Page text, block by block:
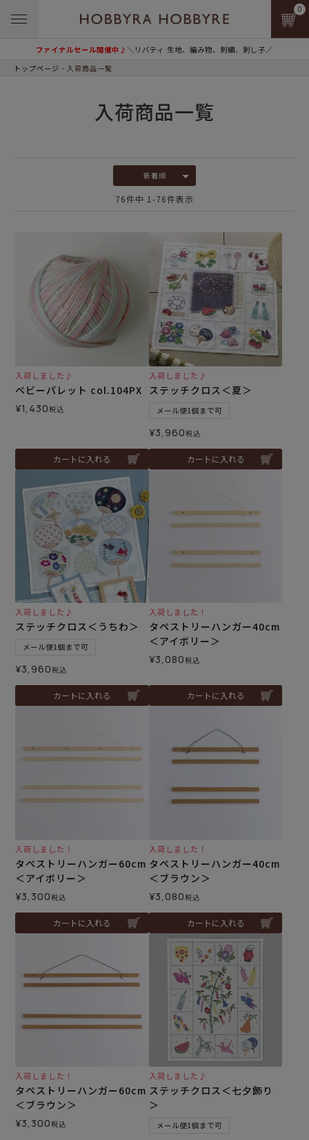
ファイナルセール開催中♪＼リバティ 生地、編み物、刺繍、刺し子／
0
トップページ 入荷商品一覧
入荷商品一覧
新着順
76件中 1 -76件表示
入荷しました♪
ベビーパレット col.104PX
¥1,430税込
カートに入れる
入荷しました♪
ステッチクロス＜夏＞
メール便1個まで可
¥3,960税込
カートに入れる
入荷しました♪
ステッチクロス＜うちわ＞
メール便1個まで可
¥3,960税込
カートに入れる
入荷しました！
タペストリーハンガー40cm
＜アイボリー＞
¥3,080税込
カートに入れる
入荷しました！
タペストリーハンガー60cm
＜アイボリー＞
¥3,300税込
カートに入れる
入荷しました！
タペストリーハンガー40cm
＜ブラウン＞
¥3,080税込
カートに入れる
入荷しました！
タペストリーハンガー60cm
＜ブラウン＞
¥3,300税込
入荷しました♪
ステッチクロス＜七夕飾り
＞
メール便1個まで可